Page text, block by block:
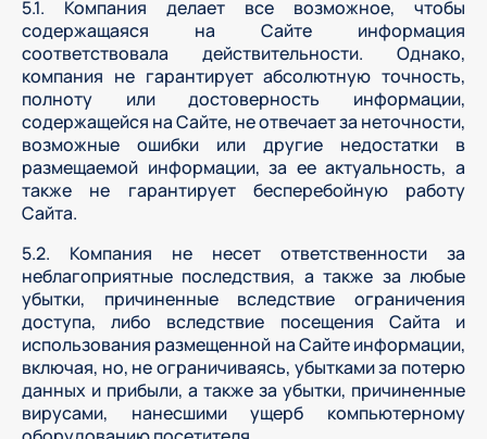
5.1. Компания делает все возможное, чтобы
содержащаяся на Сайте информация
соответствовала действительности. Однако,
компания не гарантирует абсолютную точность,
полноту или достоверность информации,
содержащейся на Сайте, не отвечает за неточности,
возможные ошибки или другие недостатки в
размещаемой информации, за ее актуальность, а
также не гарантирует бесперебойную работу
Сайта.
5.2. Компания не несет ответственности за
неблагоприятные последствия, а также за любые
убытки, причиненные вследствие ограничения
доступа, либо вследствие посещения Сайта и
использования размещенной на Сайте информации,
включая, но, не ограничиваясь, убытками за потерю
данных и прибыли, а также за убытки, причиненные
вирусами, нанесшими ущерб компьютерному